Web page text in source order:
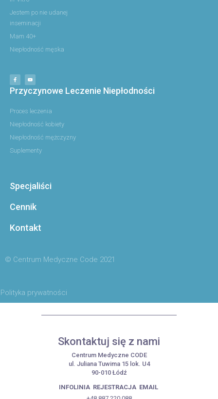
Jestem po nie udanej
inseminacji
Mam 40+
Niepłodność męska
c
e
b
o
o
f
u
t
u
b
e
Przyczynowe Leczenie Niepłodności
Proces leczenia
Niepłodność kobiety
Niepłodność mężczyzny
Suplementy
Specjaliści
Cennik
Kontakt
© Centrum Medyczne Code 2021
prywatności
Skontaktuj się z nami
Centrum Medyczne CODE
ul. Juliana Tuwima 15 lok. U4
90-010 Łódź
INFOLINIA REJESTRACJA EMAIL